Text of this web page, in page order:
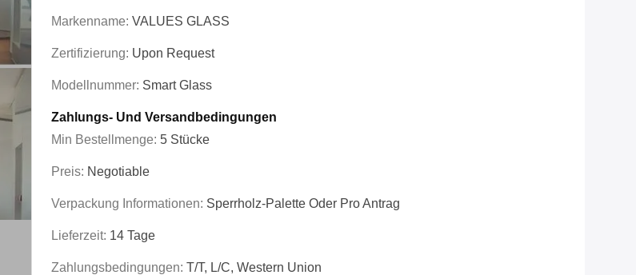
Markenname: VALUES GLASS
Zertifizierung: Upon Request
Modellnummer: Smart Glass
Zahlungs- Und Versandbedingungen
Min Bestellmenge: 5 Stücke
Preis: Negotiable
Verpackung Informationen: Sperrholz-Palette Oder Pro Antrag
Lieferzeit: 14 Tage
Zahlungsbedingungen: T/T, L/C, Western Union